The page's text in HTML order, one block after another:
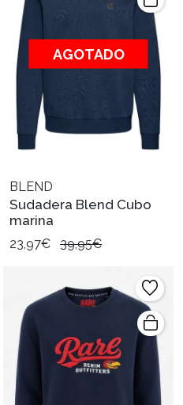
AGOTADO
BLEND
Sudadera Blend Cubo
marina
23,97€ 39,95€